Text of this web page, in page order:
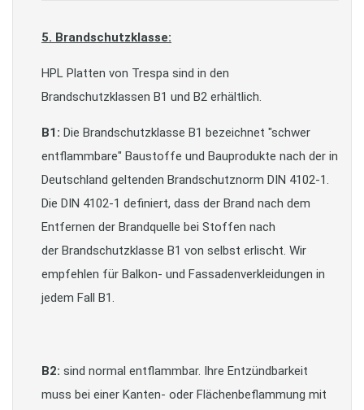
5. Brandschutzklasse:
HPL Platten von Trespa sind in den
Brandschutzklassen B1 und B2 erhältlich.
B1: Die Brandschutzklasse B1 bezeichnet "schwer
entflammbare" Baustoffe und Bauprodukte nach der in
Deutschland geltenden Brandschutznorm DIN 4102-1.
Die DIN 4102-1 definiert, dass der Brand nach dem
Entfernen der Brandquelle bei Stoffen nach
der Brandschutzklasse B1 von selbst erlischt. Wir
empfehlen für Balkon- und Fassadenverkleidungen in
jedem Fall B1.
B2: sind normal entflammbar. Ihre Entzündbarkeit
muss bei einer Kanten- oder Flächenbeflammung mit